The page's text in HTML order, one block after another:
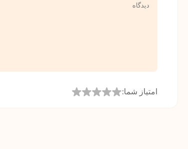
امتیاز شما: